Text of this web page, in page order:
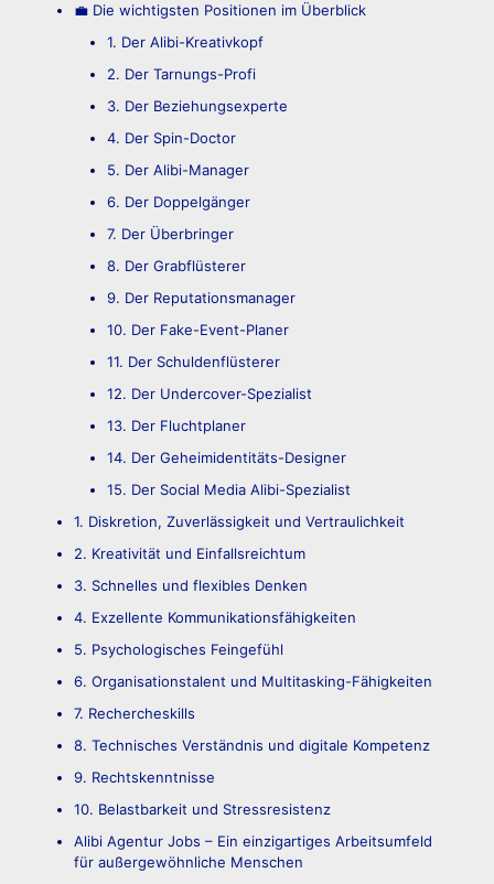
💼 Die wichtigsten Positionen im Überblick
1. Der Alibi-Kreativkopf
2. Der Tarnungs-Profi
3. Der Beziehungsexperte
4. Der Spin-Doctor
5. Der Alibi-Manager
6. Der Doppelgänger
7. Der Überbringer
8. Der Grabflüsterer
9. Der Reputationsmanager
10. Der Fake-Event-Planer
11. Der Schuldenflüsterer
12. Der Undercover-Spezialist
13. Der Fluchtplaner
14. Der Geheimidentitäts-Designer
15. Der Social Media Alibi-Spezialist
1. Diskretion, Zuverlässigkeit und Vertraulichkeit
2. Kreativität und Einfallsreichtum
3. Schnelles und flexibles Denken
4. Exzellente Kommunikationsfähigkeiten
5. Psychologisches Feingefühl
6. Organisationstalent und Multitasking-Fähigkeiten
7. Rechercheskills
8. Technisches Verständnis und digitale Kompetenz
9. Rechtskenntnisse
10. Belastbarkeit und Stressresistenz
Alibi Agentur Jobs – Ein einzigartiges Arbeitsumfeld
für außergewöhnliche Menschen